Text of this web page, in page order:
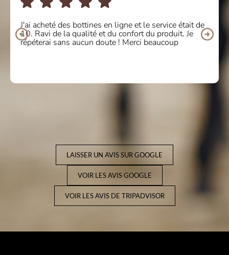
J'ai acheté des bottines en ligne et le service était de
10. Ravi de la qualité et du confort du produit. Je
répéterai sans aucun doute ! Merci beaucoup
LAISSER UN AVIS SUR GOOGLE
VOIR LES AVIS GOOGLE
VOIR LES AVIS DE TRIPADVISOR